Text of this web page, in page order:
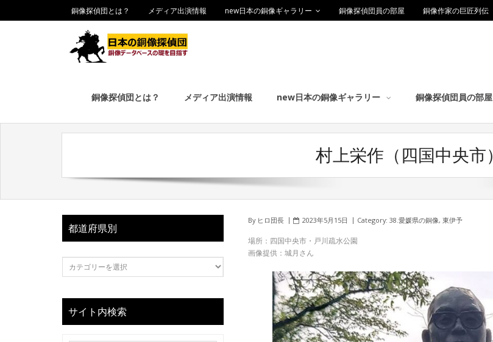
銅像探偵団とは？ メディア出演情報 new日本の銅像ギャラリー 銅像探偵団員の部屋 銅像作家の巨匠列伝
銅像探偵団とは？ メディア出演情報 new日本の銅像ギャラリー 銅像探偵団員の部屋
村上栄作（四国中央市）
By ヒロ団長 2023年5月15日 Category: 38.愛媛県の銅像, 東伊予
場所：四国中央市・戸川疏水公園
画像提供：城月さん
都道府県別
サイト内検索